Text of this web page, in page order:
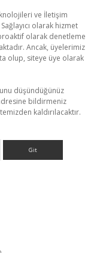
ve İletişim
olarak hizmet
olarak denetleme
Ancak, üyelerimiz
olup, siteye üye olarak
düşündüğünüz
bildirmeniz
kaldırılacaktır.